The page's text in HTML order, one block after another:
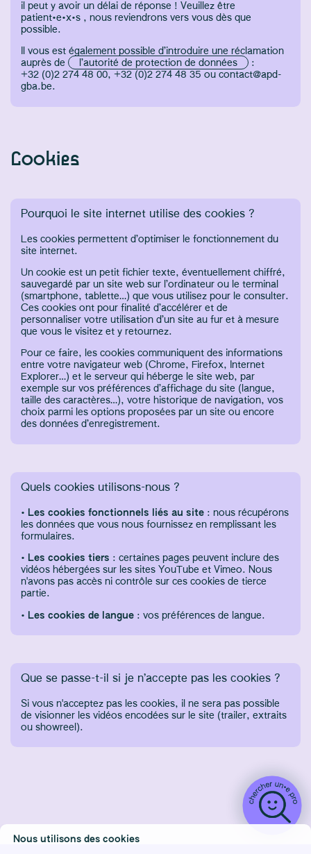
il peut y avoir un délai de réponse ! Veuillez être
patient·e·x·s , nous reviendrons vers vous dès que
possible.
Il vous est également possible d’introduire une réclamation
auprès de
l’autorité de protection de données
:
+32 (0)2 274 48 00, +32 (0)2 274 48 35 ou contact@apd-
gba.be.
Cookies
Pourquoi le site internet utilise des cookies ?
Les cookies permettent d’optimiser le fonctionnement du
site internet.
Un cookie est un petit fichier texte, éventuellement chiffré,
sauvegardé par un site web sur l’ordinateur ou le terminal
(smartphone, tablette…) que vous utilisez pour le consulter.
Ces cookies ont pour finalité d’accélérer et de
personnaliser votre utilisation d’un site au fur et à mesure
que vous le visitez et y retournez.
Pour ce faire, les cookies communiquent des informations
entre votre navigateur web (Chrome, Firefox, Internet
Explorer…) et le serveur qui héberge le site web, par
exemple sur vos préférences d’affichage du site (langue,
taille des caractères…), votre historique de navigation, vos
choix parmi les options proposées par un site ou encore
des données d’enregistrement.
Quels cookies utilisons-nous ?
• Les cookies fonctionnels liés au site : nous récupérons
les données que vous nous fournissez en remplissant les
formulaires.
• Les cookies tiers : certaines pages peuvent inclure des
vidéos hébergées sur les sites YouTube et Vimeo. Nous
n'avons pas accès ni contrôle sur ces cookies de tierce
partie.
• Les cookies de langue : vos préférences de langue.
Que se passe-t-il si je n’accepte pas les cookies ?
Si vous n'acceptez pas les cookies, il ne sera pas possible
de visionner les vidéos encodées sur le site (trailer, extraits
ou showreel).
Nous utilisons des cookies